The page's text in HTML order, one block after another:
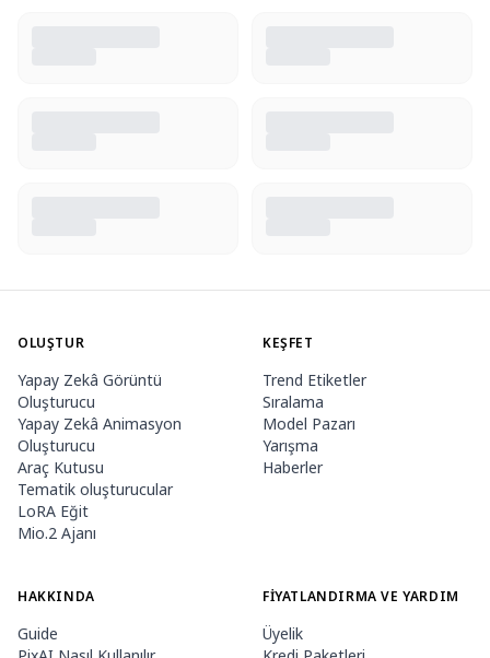
OLUŞTUR
Yapay Zekâ Görüntü
Oluşturucu
Yapay Zekâ Animasyon
Oluşturucu
Araç Kutusu
Tematik oluşturucular
LoRA Eğit
Mio.2 Ajanı
KEŞFET
Trend Etiketler
Sıralama
Model Pazarı
Yarışma
Haberler
HAKKINDA
Guide
FIYATLANDIRMA VE YARDIM
Üyelik